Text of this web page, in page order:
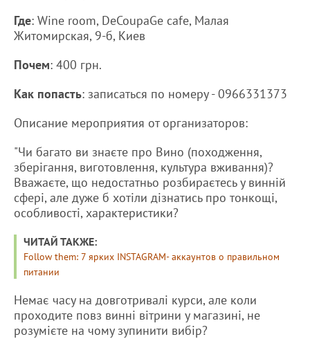
Где: Wine room, DeCoupaGe cafe, Малая
Житомирская, 9-б, Киев
Почем: 400 грн.
Как попасть: записаться по номеру - 0966331373
Описание мероприятия от организаторов:
"Чи багато ви знаєте про Вино (походження,
зберігання, виготовлення, культура вживання)?
Вважаєте, що недостатньо розбираєтесь у винній
сфері, але дуже б хотіли дізнатись про тонкощі,
особливості, характеристики?
ЧИТАЙ ТАКЖЕ:
Follow them: 7 ярких INSTAGRAM- аккаунтов о правильном
питании
Немає часу на довготривалі курси, але коли
проходите повз винні вітрини у магазині, не
розумієте на чому зупинити вибір?